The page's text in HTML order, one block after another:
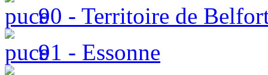
90 - Territoire de
91 - Essonne